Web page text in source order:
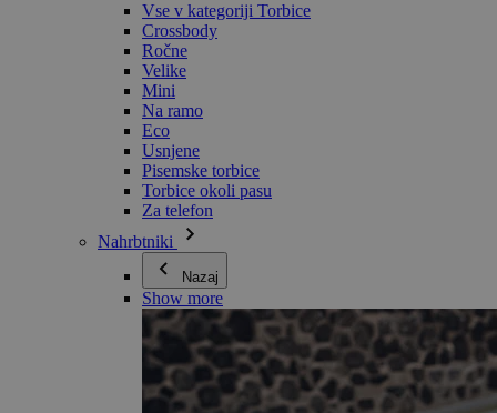
Vse v kategoriji Torbice
Crossbody
Ročne
Velike
Mini
Na ramo
Eco
Usnjene
Pisemske torbice
Torbice okoli pasu
Za telefon
Nahrbtniki
Nazaj
Show more